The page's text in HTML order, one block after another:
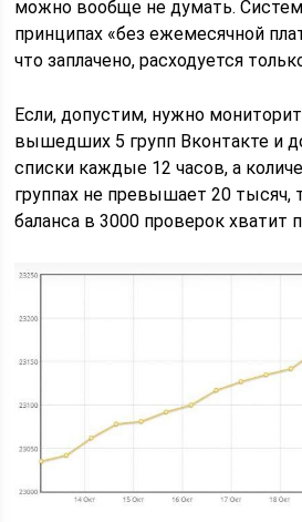
можно вообще не думать.
принципах «без ежемесячной
что заплачено, расходуется
Если, допустим, нужно
вышедших 5 групп Вконтакте и
списки каждые 12 часов, а
группах не превышает 20 тысяч,
баланса в 3000 проверок хватит